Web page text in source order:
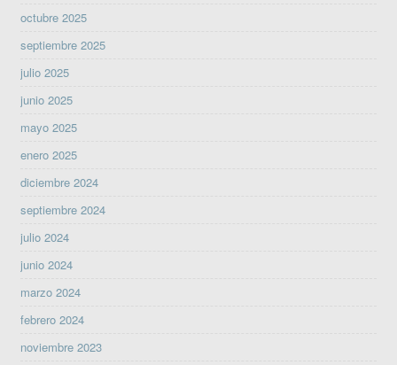
octubre 2025
septiembre 2025
julio 2025
junio 2025
mayo 2025
enero 2025
diciembre 2024
septiembre 2024
julio 2024
junio 2024
marzo 2024
febrero 2024
noviembre 2023